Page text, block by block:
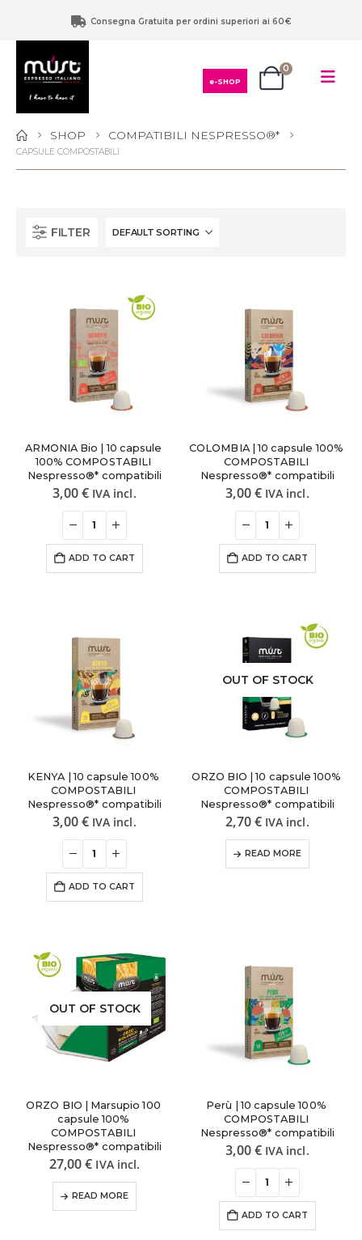
Consegna Gratuita per ordini superiori ai 60€
e-SHOP
0
SHOP COMPATIBILI NESPRESSO®*
CAPSULE COMPOSTABILI
FILTER
ARMONIA Bio | 10 capsule
100% COMPOSTABILI
Nespresso®* compatibili
3,00€ IVA incl.
ADD TO CART
COLOMBIA | 10 capsule 100%
COMPOSTABILI
Nespresso®* compatibili
3,00€ IVA incl.
ADD TO CART
KENYA | 10 capsule 100%
COMPOSTABILI
Nespresso®* compatibili
3,00€ IVA incl.
ADD TO CART
OUT OF STOCK
ORZO BIO | 10 capsule 100%
COMPOSTABILI
Nespresso®* compatibili
2,70€ IVA incl.
READ MORE
OUT OF STOCK
ORZO BIO | Marsupio 100
capsule 100%
COMPOSTABILI
Nespresso®* compatibili
27,00€ IVA incl.
READ MORE
Perù | 10 capsule 100%
COMPOSTABILI
Nespresso®* compatibili
3,00€ IVA incl.
ADD TO CART